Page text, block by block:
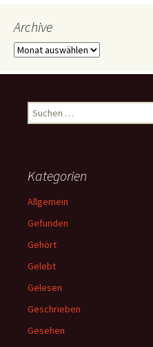
Archive
Archive
Suchen
nach:
Kategorien
Allgemein
Gefunden
Gehört
Gelebt
Gelesen
Geschrieben
Gesehen